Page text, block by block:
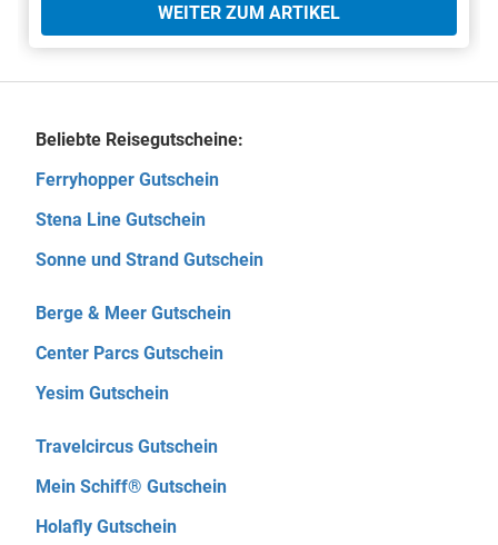
WEITER ZUM ARTIKEL
Beliebte Reisegutscheine:
Ferryhopper Gutschein
Stena Line Gutschein
Sonne und Strand Gutschein
Berge & Meer Gutschein
Center Parcs Gutschein
Yesim Gutschein
Travelcircus Gutschein
Mein Schiff® Gutschein
Holafly Gutschein